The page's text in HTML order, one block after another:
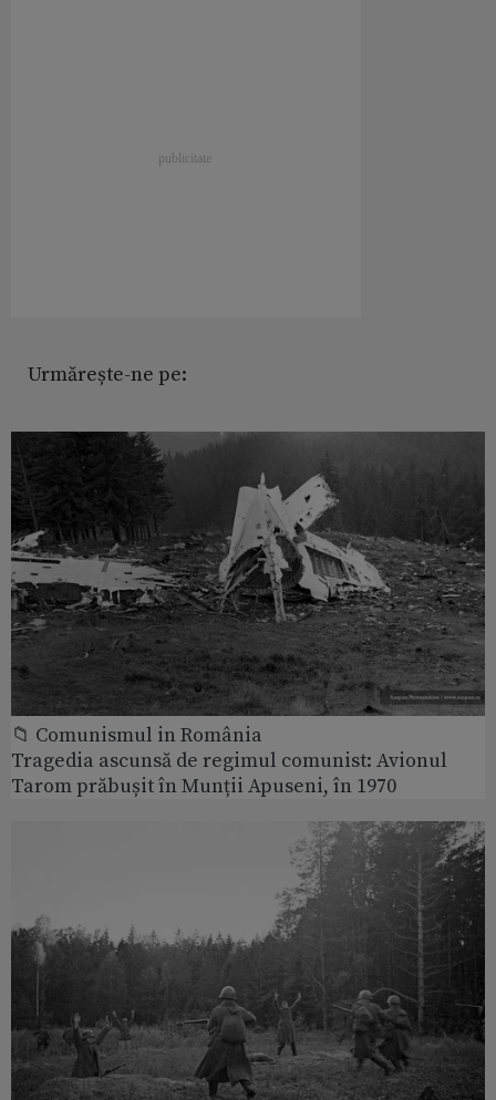
Urmărește-ne pe:
📁 Comunismul in România
Tragedia ascunsă de regimul comunist: Avionul
Tarom prăbușit în Munții Apuseni, în 1970